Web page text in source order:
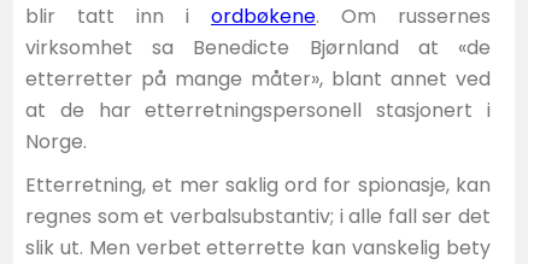
blir tatt inn i ordbøkene. Om russernes
virksomhet sa Benedicte Bjørnland at «de
etterretter på mange måter», blant annet ved
at de har etterretningspersonell stasjonert i
Norge.
Etterretning, et mer saklig ord for spionasje, kan
regnes som et verbalsubstantiv; i alle fall ser det
slik ut. Men verbet etterrette kan vanskelig bety